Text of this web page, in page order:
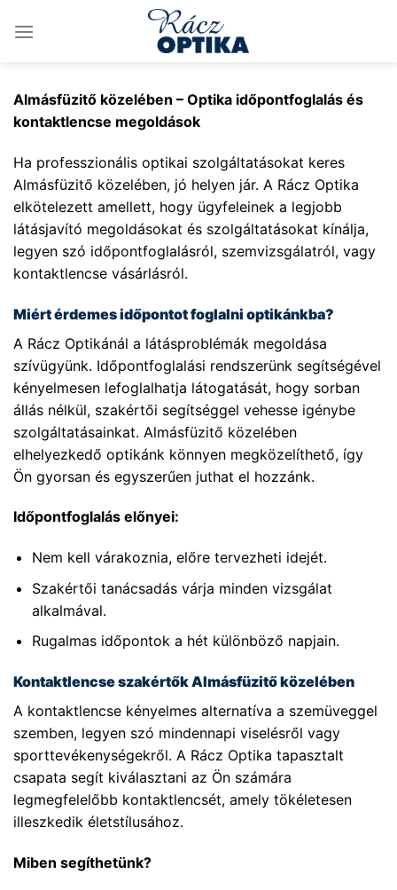
Almásfüzitő közelében – Optika időpontfoglalás és
kontaktlencse megoldások
Ha professzionális optikai szolgáltatásokat keres
Almásfüzitő közelében, jó helyen jár. A Rácz Optika
elkötelezett amellett, hogy ügyfeleinek a legjobb
látásjavító megoldásokat és szolgáltatásokat kínálja,
legyen szó időpontfoglalásról, szemvizsgálatról, vagy
kontaktlencse vásárlásról.
Miért érdemes időpontot foglalni optikánkba?
A Rácz Optikánál a látásproblémák megoldása
szívügyünk. Időpontfoglalási rendszerünk segítségével
kényelmesen lefoglalhatja látogatását, hogy sorban
állás nélkül, szakértői segítséggel vehesse igénybe
szolgáltatásainkat. Almásfüzitő közelében
elhelyezkedő optikánk könnyen megközelíthető, így
Ön gyorsan és egyszerűen juthat el hozzánk.
Időpontfoglalás előnyei:
Nem kell várakoznia, előre tervezheti idejét.
Szakértői tanácsadás várja minden vizsgálat
alkalmával.
Rugalmas időpontok a hét különböző napjain.
Kontaktlencse szakértők Almásfüzitő közelében
A kontaktlencse kényelmes alternatíva a szemüveggel
szemben, legyen szó mindennapi viselésről vagy
sporttevékenységekről. A Rácz Optika tapasztalt
csapata segít kiválasztani az Ön számára
legmegfelelőbb kontaktlencsét, amely tökéletesen
illeszkedik életstílusához.
Miben segíthetünk?